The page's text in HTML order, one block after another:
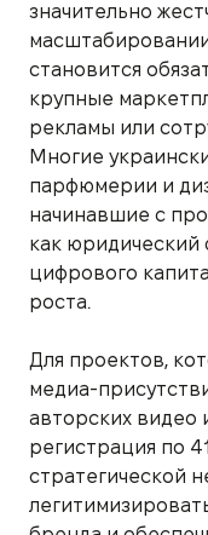
значительно
становится
крупные
рекламы или
Многие
парфюмерии и
начинавшие с
как юридический
цифрового
роста.
Для проектов,
медиа-
авторских видео
регистрация по
стратегической